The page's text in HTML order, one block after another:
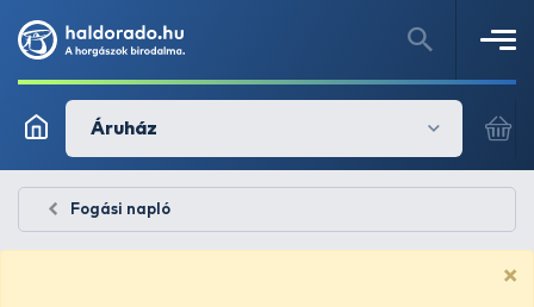
Áruház
Fogási napló
×